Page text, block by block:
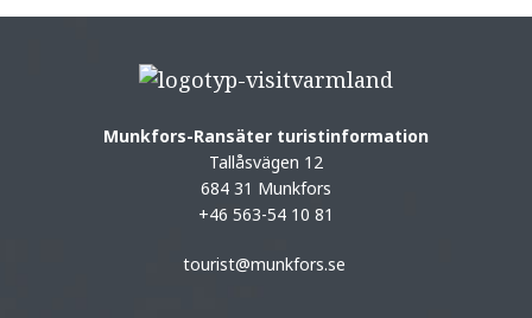
Munkfors-Ransäter turistinformation
Tallåsvägen 12
684 31 Munkfors
+46 563-54 10 81
tourist@munkfors.se